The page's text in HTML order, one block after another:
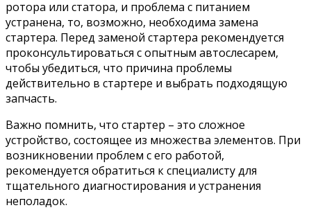
ротора или статора, и проблема с питанием
устранена, то, возможно, необходима замена
стартера. Перед заменой стартера рекомендуется
проконсультироваться с опытным автослесарем,
чтобы убедиться, что причина проблемы
действительно в стартере и выбрать подходящую
запчасть.
Важно помнить, что стартер – это сложное
устройство, состоящее из множества элементов. При
возникновении проблем с его работой,
рекомендуется обратиться к специалисту для
тщательного диагностирования и устранения
неполадок.